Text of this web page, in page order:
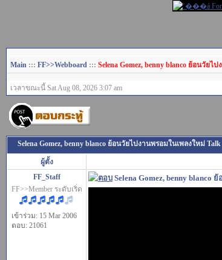
Main ::: FF>>Webboard ::: Selena Gomez, benny blanco ย้อนวัยไ
เวลาขณะนี้ Sat Aug 08, 2026 3:07 am
Selena Gomez, benny blanco ย้อนวัยไปงานพรอมในเพลงใหม่ Talk
ผู้ตั้ง
FF_Staff
FF>>Member ระดับเริ่ด
เข้าร่วม: 15 Mar 2006
ตอบ: 21061
Selena Gomez, benny blanco